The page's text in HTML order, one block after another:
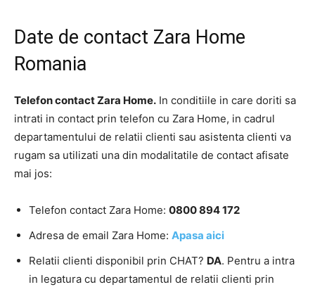
Date de contact Zara Home
Romania
Telefon contact Zara Home. In conditiile in care doriti sa
intrati in contact prin telefon cu Zara Home, in cadrul
departamentului de relatii clienti sau asistenta clienti va
rugam sa utilizati una din modalitatile de contact afisate
mai jos:
Telefon contact Zara Home: 0800 894 172
Adresa de email Zara Home: Apasa aici
Relatii clienti disponibil prin CHAT? DA. Pentru a intra
in legatura cu departamentul de relatii clienti prin